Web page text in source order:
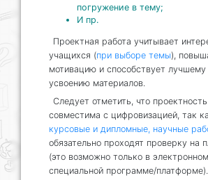
погружение в тему;
И пр.
Проектная работа учитывает
учащихся (при выборе темы),
мотивацию и способствует лучшему
усвоению материалов.
Следует отметить, что проектность
совместима с цифровизацией, так
курсовые и дипломные, научные
обязательно проходят проверку на
(это возможно только в
специальной программе/платформе).